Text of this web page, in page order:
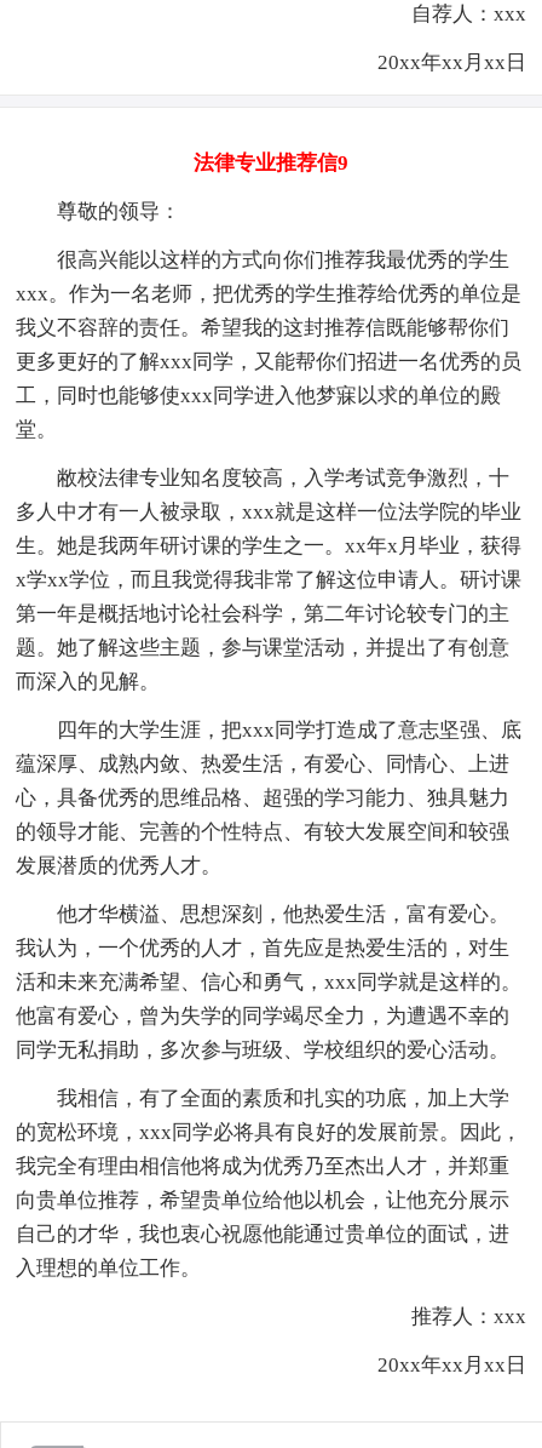
自荐人：xxx
20xx年xx月xx日
法律专业推荐信9
尊敬的领导：
很高兴能以这样的方式向你们推荐我最优秀的学生
xxx。作为一名老师，把优秀的学生推荐给优秀的单位是
我义不容辞的责任。希望我的这封推荐信既能够帮你们
更多更好的了解xxx同学，又能帮你们招进一名优秀的员
工，同时也能够使xxx同学进入他梦寐以求的单位的殿
堂。
敝校法律专业知名度较高，入学考试竞争激烈，十
多人中才有一人被录取，xxx就是这样一位法学院的毕业
生。她是我两年研讨课的学生之一。xx年x月毕业，获得
x学xx学位，而且我觉得我非常了解这位申请人。研讨课
第一年是概括地讨论社会科学，第二年讨论较专门的主
题。她了解这些主题，参与课堂活动，并提出了有创意
而深入的见解。
四年的大学生涯，把xxx同学打造成了意志坚强、底
蕴深厚、成熟内敛、热爱生活，有爱心、同情心、上进
心，具备优秀的思维品格、超强的学习能力、独具魅力
的领导才能、完善的个性特点、有较大发展空间和较强
发展潜质的优秀人才。
他才华横溢、思想深刻，他热爱生活，富有爱心。
我认为，一个优秀的人才，首先应是热爱生活的，对生
活和未来充满希望、信心和勇气，xxx同学就是这样的。
他富有爱心，曾为失学的同学竭尽全力，为遭遇不幸的
同学无私捐助，多次参与班级、学校组织的爱心活动。
我相信，有了全面的素质和扎实的功底，加上大学
的宽松环境，xxx同学必将具有良好的发展前景。因此，
我完全有理由相信他将成为优秀乃至杰出人才，并郑重
向贵单位推荐，希望贵单位给他以机会，让他充分展示
自己的才华，我也衷心祝愿他能通过贵单位的面试，进
入理想的单位工作。
推荐人：xxx
20xx年xx月xx日